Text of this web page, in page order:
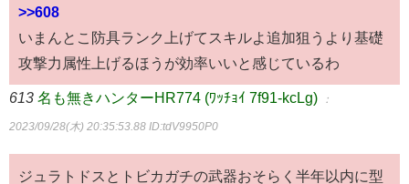
>>608
いまんとこ防具ランク上げてスキルよ追加狙うより基礎
攻撃力属性上げるほうが効率いいと感じているわ
613 名も無きハンターHR774 (ﾜｯﾁｮｲ 7f91-kcLg) ：
2023/09/28(木) 20:35:53.88 ID:tdV9950P0
ジュラトドスとトビカガチの武器おそらく半年以内に型